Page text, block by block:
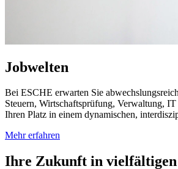
Jobwelten
Bei ESCHE erwarten Sie
Steuern, Wirtschaftsprüfung, Verwaltung,
Ihren Platz in einem dynamischen,
Mehr erfahren
Ihre Zukunft in vielfältigen